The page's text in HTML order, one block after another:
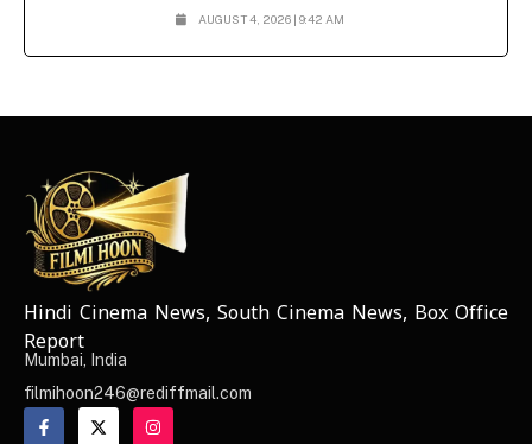
AUGUST 4, 2026 | 9:42 AM
NEWS ELEMENTOR
Hindi Cinema News, South Cinema News, Box Office
Report
Mumbai, India
filmihoon246@rediffmail.com